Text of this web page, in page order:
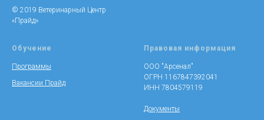
© 2019 Ветеринарный Центр
«Прайд»
Обучение
Программы
Вакансии Прайд
Правовая информация
ООО "Арсенал"
ОГРН 1167847392041
ИНН 7804579119
Документы